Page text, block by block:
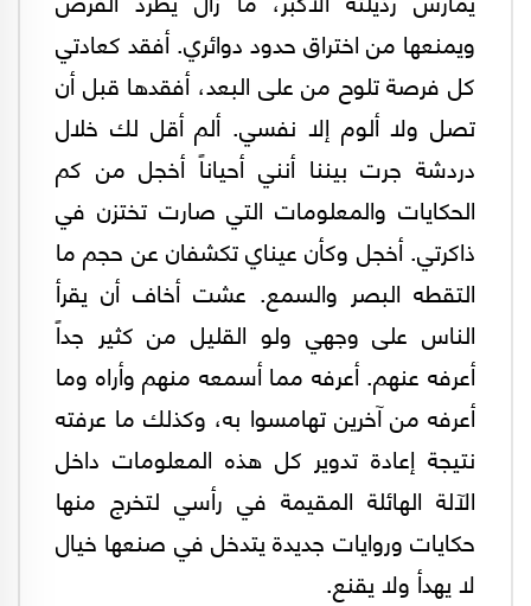
ويمنعها من اختراق حدود دوائري. أفقد كعادتي
كل فرصة تلوح من على البعد، أفقدها قبل أن
تصل ولا ألوم إلا نفسي. ألم أقل لك خلال
دردشة جرت بيننا أنني أحياناً أخجل من كم
الحكايات والمعلومات التي صارت تختزن في
ذاكرتي. أخجل وكأن عيناي تكشفان عن حجم ما
التقطه البصر والسمع. عشت أخاف أن يقرأ
الناس على وجهي ولو القليل من كثير جداً
أعرفه عنهم. أعرفه مما أسمعه منهم وأراه وما
أعرفه من آخرين تهامسوا به، وكذلك ما عرفته
نتيجة إعادة تدوير كل هذه المعلومات داخل
الآلة الهائلة المقيمة في رأسي لتخرج منها
حكايات وروايات جديدة يتدخل في صنعها خيال
لا يهدأ ولا يقنع.